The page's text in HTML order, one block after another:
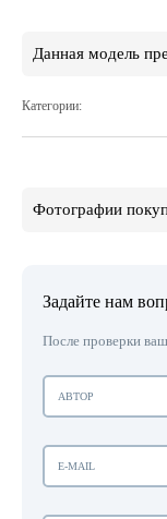
Данная модель
Категории:
Фотографии
Задайте нам
После проверки